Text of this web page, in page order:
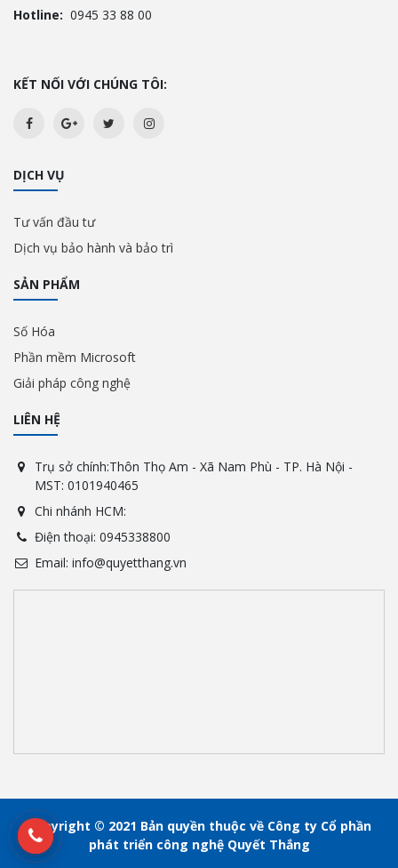
Hotline: 0945 33 88 00
KẾT NỐI VỚI CHÚNG TÔI:
DỊCH VỤ
Tư vấn đầu tư
Dịch vụ bảo hành và bảo trì
SẢN PHẨM
Số Hóa
Phần mềm Microsoft
Giải pháp công nghệ
LIÊN HỆ
Trụ sở chính:Thôn Thọ Am - Xã Nam Phù - TP. Hà Nội -
MST: 0101940465
Chi nhánh HCM:
Điện thoại: 0945338800
Email: info@quyetthang.vn
Copyright © 2021 Bản quyền thuộc về Công ty Cổ phần
phát triển công nghệ Quyết Thắng